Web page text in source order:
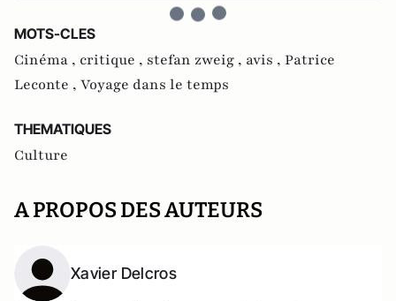
MOTS-CLES
Cinéma , critique , stefan zweig , avis , Patrice
Leconte , Voyage dans le temps
THEMATIQUES
Culture
A PROPOS DES AUTEURS
Xavier Delcros